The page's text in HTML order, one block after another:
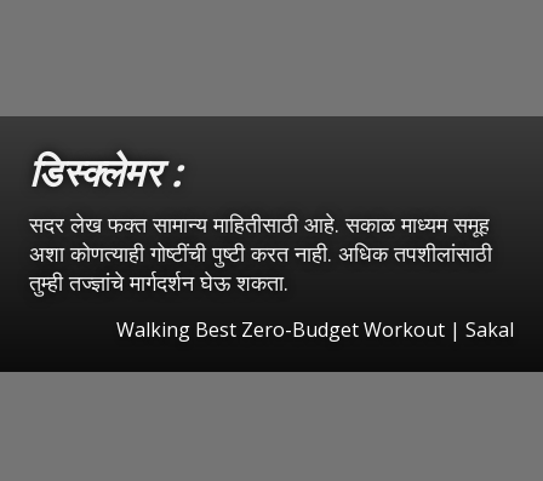
डिस्क्लेमर :
सदर लेख फक्त सामान्य माहितीसाठी आहे. सकाळ माध्यम समूह
अशा कोणत्याही गोष्टींची पुष्टी करत नाही. अधिक तपशीलांसाठी
तुम्ही तज्ज्ञांचे मार्गदर्शन घेऊ शकता.
Walking Best Zero-Budget Workout | Sakal